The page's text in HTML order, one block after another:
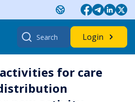
Search
for:
Login
for care